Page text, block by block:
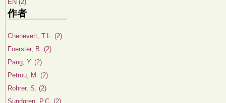
EN (2)
作者
Chenevert, T.L. (2)
Foerster, B. (2)
Pang, Y. (2)
Petrou, M. (2)
Rohrer, S. (2)
Sundgren, P.C. (2)